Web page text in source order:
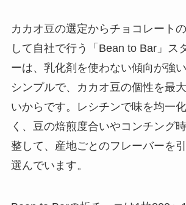
カカオ豆の選定からチョコレート
して自社で行う「Bean to Bar」ス
ーは、乳化剤を使わない傾向が強
シンプルで、カカオ豆の個性を最
いからです。レシチンで味を均一
く、豆の焙煎度合いやコンチング
整して、産地ごとのフレーバーを
選んでいます。